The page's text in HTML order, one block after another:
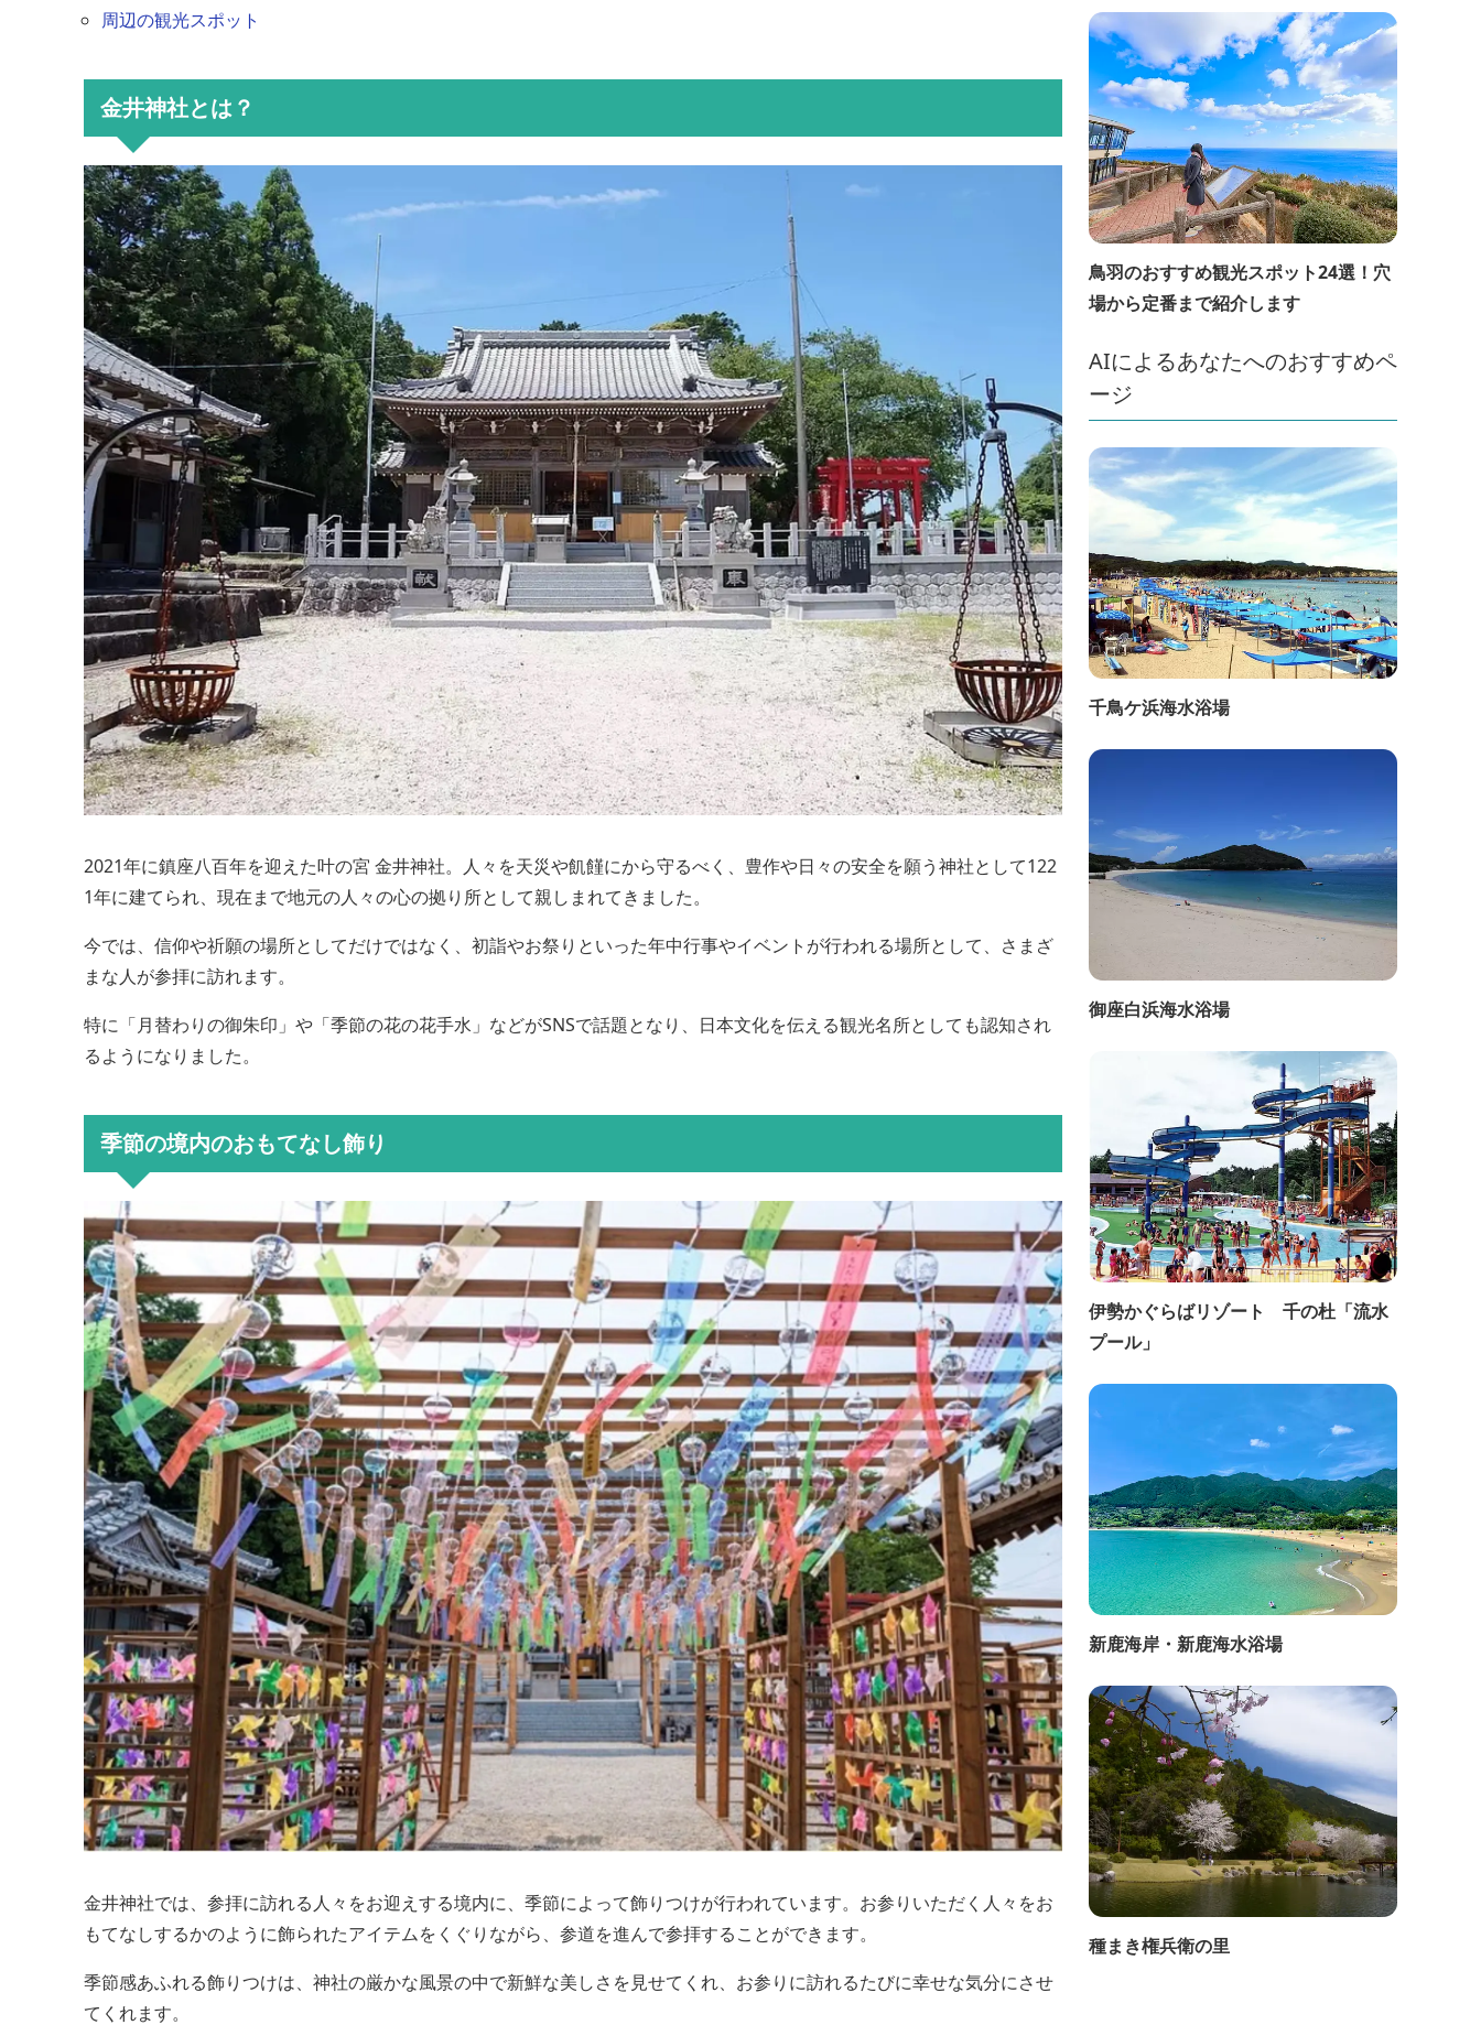
周辺の観光スポット
金井神社とは？
2021年に鎮座八百年を迎えた叶の宮 金井神社。人々を天災や飢饉にから守るべく、豊作や日々の安全を願う神社として122
1年に建てられ、現在まで地元の人々の心の拠り所として親しまれてきました。
今では、信仰や祈願の場所としてだけではなく、初詣やお祭りといった年中行事やイベントが行われる場所として、さまざ
まな人が参拝に訪れます。
特に「月替わりの御朱印」や「季節の花の花手水」などがSNSで話題となり、日本文化を伝える観光名所としても認知され
るようになりました。
季節の境内のおもてなし飾り
金井神社では、参拝に訪れる人々をお迎えする境内に、季節によって飾りつけが行われています。お参りいただく人々をお
もてなしするかのように飾られたアイテムをくぐりながら、参道を進んで参拝することができます。
季節感あふれる飾りつけは、神社の厳かな風景の中で新鮮な美しさを見せてくれ、お参りに訪れるたびに幸せな気分にさせ
てくれます。
鳥羽のおすすめ観光スポット24選！穴
場から定番まで紹介します
AIによるあなたへのおすすめペ
ージ
千鳥ケ浜海水浴場
御座白浜海水浴場
伊勢かぐらばリゾート 千の杜「流水
プール」
新鹿海岸・新鹿海水浴場
種まき権兵衛の里